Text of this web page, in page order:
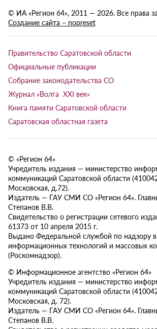
© ИА «Регион 64», 2011 — 2026. Все права
Создание сайта – nopreset
Правительство Саратовской области
Официальные публикации
Собрание законодательства СО
Журнал «Волга XXI век»
Книга памяти Саратовской области
Саратовская областная газета
© «Регион 64»
Учредитель издания — министерство
коммуникаций Саратовской области
Московская, д.72).
Издатель — ГАУ СМИ СО «Регион 64».
Степанов В.В.
Свидетельство о регистрации сетевого
61373 от 10 апреля 2015 г.
Выдано Федеральной службой по надзору в
информационных технологий и массовых
(Роскомнадзор).
© Информационное агентство «Регион 64»
Учредитель издания — министерство
коммуникаций Саратовской области
Московская, д. 72).
Издатель — ГАУ СМИ СО «Регион 64».
Степанов В.В.